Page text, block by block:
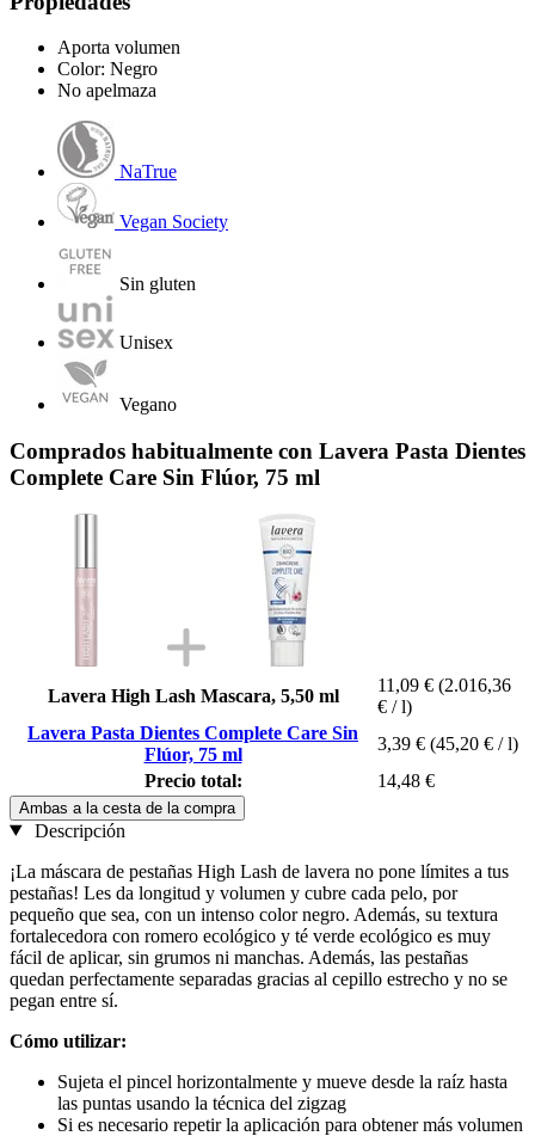
Aporta volumen
Color: Negro
No apelmaza
NaTrue
Vegan Society
Sin gluten
Unisex
Vegano
Comprados habitualmente con Lavera Pasta Dientes
Complete Care Sin Flúor, 75 ml
Lavera High Lash Mascara, 5,50 ml
11,09 € (2.016,36
€ / l)
Lavera Pasta Dientes Complete Care Sin
Flúor, 75 ml
3,39 € (45,20 € / l)
Precio total:
14,48 €
Ambas a la cesta de la compra
Descripción
¡La máscara de pestañas High Lash de lavera no pone límites a tus
pestañas! Les da longitud y volumen y cubre cada pelo, por
pequeño que sea, con un intenso color negro. Además, su textura
fortalecedora con romero ecológico y té verde ecológico es muy
fácil de aplicar, sin grumos ni manchas. Además, las pestañas
quedan perfectamente separadas gracias al cepillo estrecho y no se
pegan entre sí.
Cómo utilizar:
Sujeta el pincel horizontalmente y mueve desde la raíz hasta
las puntas usando la técnica del zigzag
Si es necesario repetir la aplicación para obtener más volumen